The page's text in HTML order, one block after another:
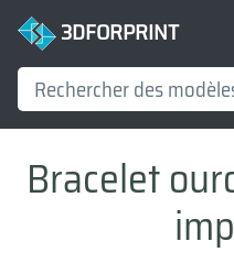
3DFORPRINT
Bracelet